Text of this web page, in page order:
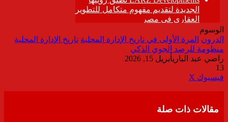
الوسوم
الدرون المرة الأولى في تاريخ الإدارة المحلية تاريخ الإدارة المحلية
منظومة للرصد الجوي الذكي
راضي عبد الباريأبريل 15, 2026
13
فيسبوك ‫X
مقالات ذات صلة